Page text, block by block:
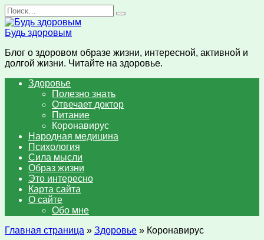
Перейти
к
содержанию
Search
for:
Будь здоровым
Блог о здоровом образе жизни, интересной, активной и
долгой жизни. Читайте на здоровье.
Здоровье
Полезно знать
Отвечает доктор
Питание
Коронавирус
Народная медицина
Психология
Сила мысли
Образ жизни
Это интересно
Карта сайта
О сайте
Обо мне
Главная страница » Здоровье » Коронавирус